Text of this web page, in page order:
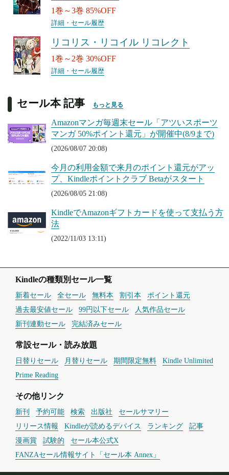
1巻～3巻 85%OFF
詳細・セール履歴
リコリス・リコイル リコレクト
1巻～2巻 30%OFF
詳細・セール履歴
セール本 記事 もっと見る
Amazonマンガ毎週末セール「アツいスポーツ
マンガ 50%ポイント還元」が開催中(8/9まで)
(2026/08/07 20:08)
今月の利用金額で来月のポイント還元がアッ
プ、Kindleポイントクラブ Betaがスタート
(2026/08/05 21:08)
KindleでAmazonギフトカードを使って支払う方
法
(2022/11/03 13:11)
Kindleの種類別セール一覧
新着セール 全セール 無料本 割引本
ポイント還元
過去最安値セール
99円以下セール
人気作品セール
新刊連動セール
完結済みセール
常設セール・読み放題
日替りセール 月替りセール 期間限定無料
Kindle Unlimited
Prime Reading
その他リンク
新刊 予約可能 検索 出版社
セールサマリー
リリース情報
Kindleが読めるデバイス ランキング
記事
漫画賞
試験的
セール本公式X
FANZAセール情報サイト「セール本 Annex」